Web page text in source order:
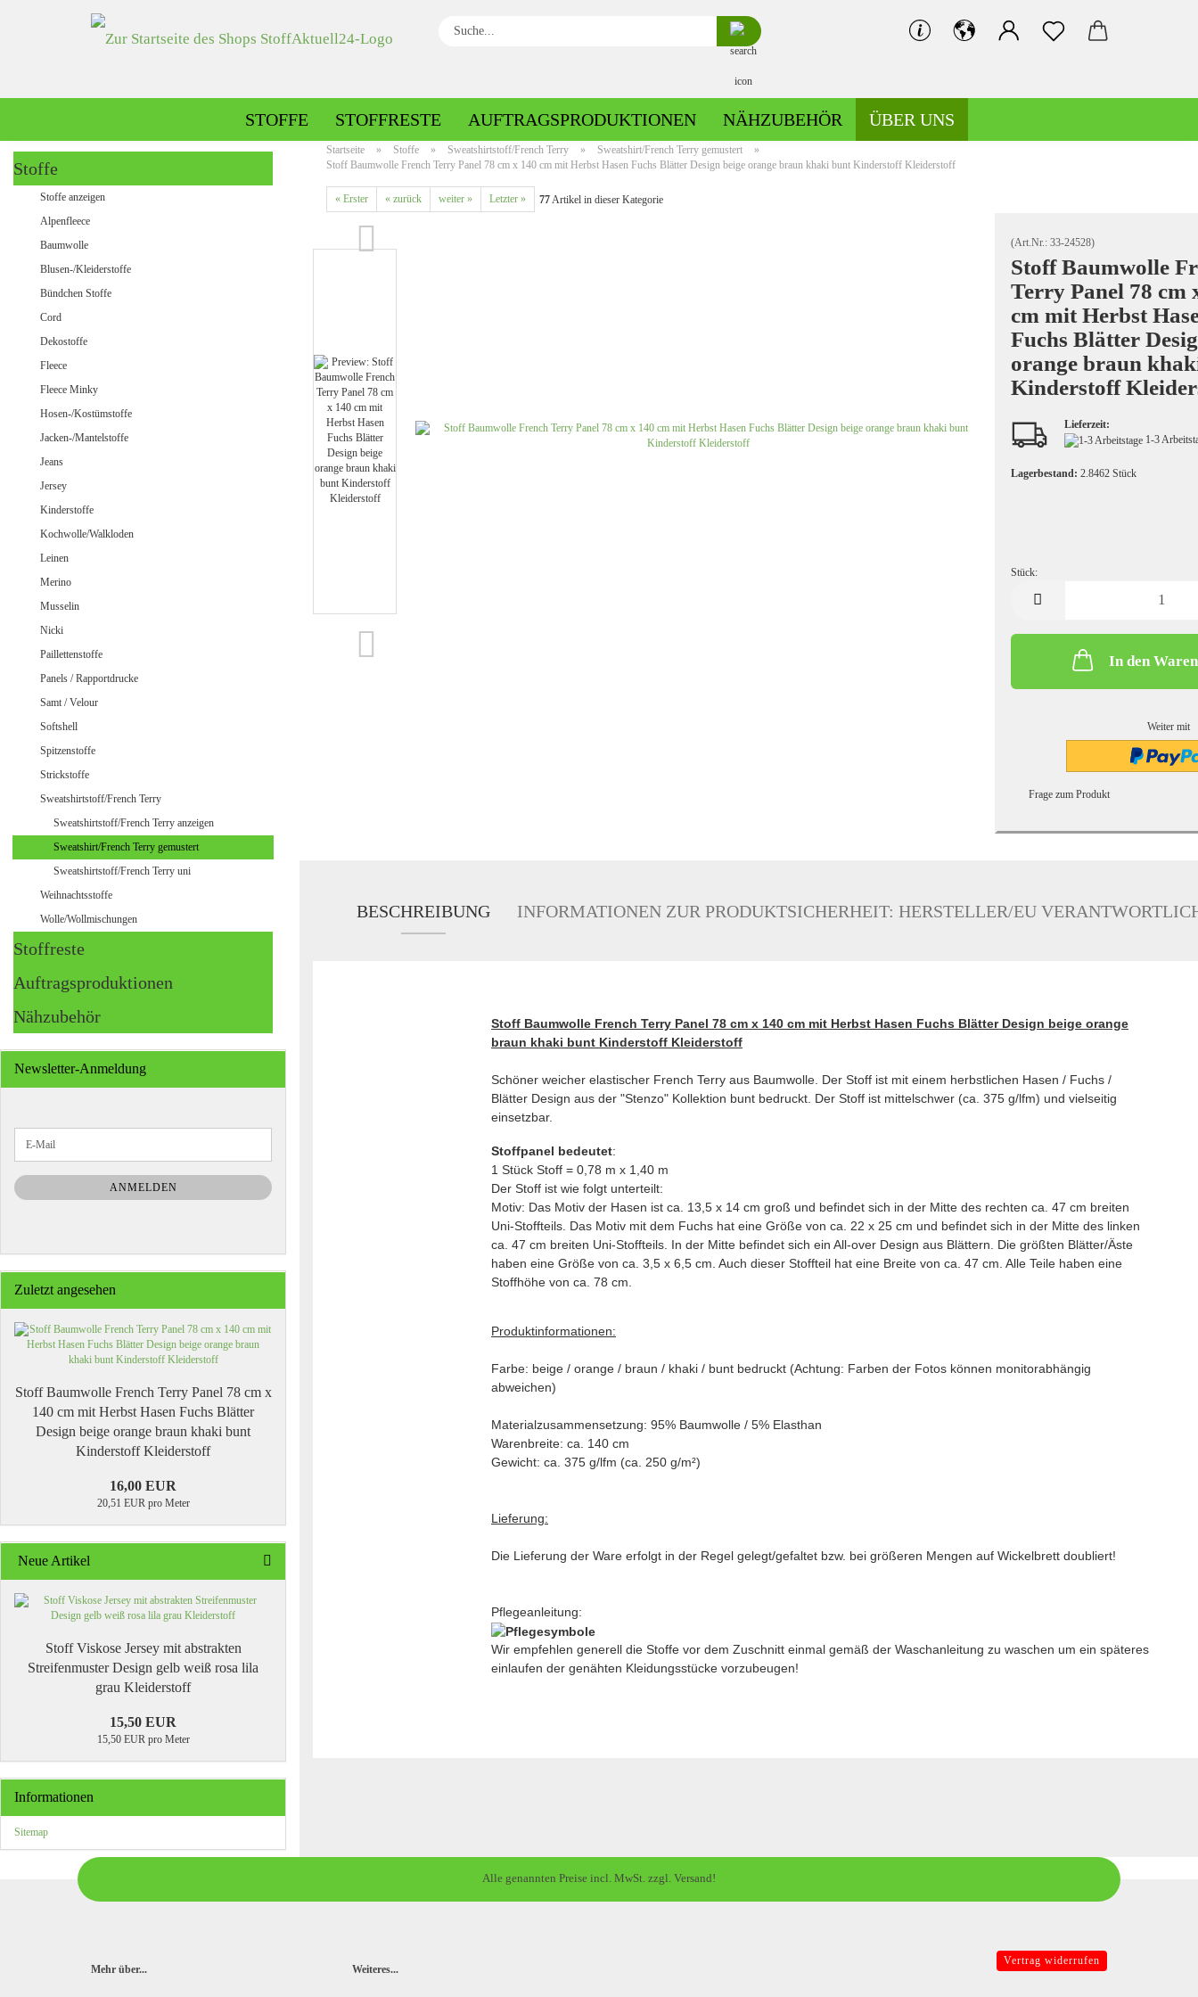
Suche...
STOFFE
Alpenfleece gemustert
Baumwolle gemustert
Baumwolle uni
Leinen gemustert
Merino Doubleface Jacquard
Sweatshirt/French Terry
Sweatshirtstoff/French Terry
STOFFRESTE AUFTRAGSPRODUKTIONEN NÄHZUBEHÖR ÜBER UNS
Startseite » Stoffe » Sweatshirtstoff/French Terry » Sweatshirt/French Terry gemustert
»
Stoff Baumwolle French Terry Panel 78 cm x 140 cm mit Herbst Hasen Fuchs Blätter Design beige orange braun khaki bunt Kinderstoff Kleiderstoff
« Erster « zurück weiter » Letzter » 77Artikel in dieser Kategorie
(Art.Nr.: 33-24528)
Stoff Baumwolle
Terry Panel 78 cm
cm mit Herbst
Fuchs Blätter
orange braun
Kinderstoff
Lieferzeit:
1-3
Lagerbestand: 2.8462 Stück
Stück:
In den
Weiter mit
Frage zum Produkt
BESCHREIBUNG INFORMATIONEN ZUR PRODUKTSICHERHEIT: HERSTELLER/EU
Stoff Baumwolle French Terry Panel 78 cm x 140 cm mit Herbst Hasen Fuchs Blätter Design beige orange
braun khaki bunt Kinderstoff Kleiderstoff
Schöner weicher elastischer French Terry aus Baumwolle. Der Stoff ist mit einem herbstlichen Hasen / Fuchs /
Blätter Design aus der "Stenzo" Kollektion bunt bedruckt. Der Stoff ist mittelschwer (ca. 375 g/lfm) und vielseitig
einsetzbar.
Stoffpanel bedeutet:
1 Stück Stoff = 0,78 m x 1,40 m
Der Stoff ist wie folgt unterteilt:
Motiv: Das Motiv der Hasen ist ca. 13,5 x 14 cm groß und befindet sich in der Mitte des rechten ca. 47 cm breiten
Uni-Stoffteils. Das Motiv mit dem Fuchs hat eine Größe von ca. 22 x 25 cm und befindet sich in der Mitte des linken
ca. 47 cm breiten Uni-Stoffteils. In der Mitte befindet sich ein All-over Design aus Blättern. Die größten Blätter/Äste
haben eine Größe von ca. 3,5 x 6,5 cm. Auch dieser Stoffteil hat eine Breite von ca. 47 cm. Alle Teile haben eine
Stoffhöhe von ca. 78 cm.
Produktinformationen:
Farbe: beige / orange / braun / khaki / bunt bedruckt (Achtung: Farben der Fotos können monitorabhängig
abweichen)
Materialzusammensetzung: 95% Baumwolle / 5% Elasthan
Warenbreite: ca. 140 cm
Gewicht: ca. 375 g/lfm (ca. 250 g/m²)
Lieferung:
Die Lieferung der Ware erfolgt in der Regel gelegt/gefaltet bzw. bei größeren Mengen auf Wickelbrett doubliert!
Pflegeanleitung:
Wir empfehlen generell die Stoffe vor dem Zuschnitt einmal gemäß der Waschanleitung zu waschen um ein späteres
einlaufen der genähten Kleidungsstücke vorzubeugen!
Stoffe
Stoffe anzeigen
Alpenfleece
Baumwolle
Blusen-/Kleiderstoffe
Bündchen Stoffe
Cord
Dekostoffe
Fleece
Fleece Minky
Hosen-/Kostümstoffe
Jacken-/Mantelstoffe
Jeans
Jersey
Kinderstoffe
Kochwolle/Walkloden
Leinen
Merino
Musselin
Nicki
Paillettenstoffe
Panels / Rapportdrucke
Samt / Velour
Softshell
Spitzenstoffe
Strickstoffe
Sweatshirtstoff/French Terry
Sweatshirtstoff/French Terry anzeigen
Sweatshirt/French Terry gemustert
Sweatshirtstoff/French Terry uni
Weihnachtsstoffe
Wolle/Wollmischungen
Stoffreste
Auftragsproduktionen
Nähzubehör
Newsletter-Anmeldung
ZUR
NEWSLETTER-
ANMELDUNG
E-
Mail
ANMELDEN
Zuletzt angesehen
Stoff Baumwolle French Terry Panel 78 cm x
140 cm mit Herbst Hasen Fuchs Blätter
Design beige orange braun khaki bunt
Kinderstoff Kleiderstoff
16,00 EUR
20,51 EUR pro Meter
Neue Artikel
Stoff Viskose Jersey mit abstrakten
Streifenmuster Design gelb weiß rosa lila
grau Kleiderstoff
15,50 EUR
15,50 EUR pro Meter
Informationen
Sitemap
Alle genannten Preise incl. MwSt. zzgl. Versand!
Mehr über... Weiteres...
Vertrag widerrufen